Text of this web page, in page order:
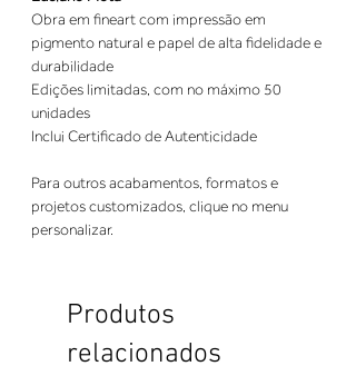
Obra em fineart com impressão em
pigmento natural e papel de alta fidelidade e
durabilidade
Edições limitadas, com no máximo 50
unidades
Inclui Certificado de Autenticidade
Para outros acabamentos, formatos e
projetos customizados, clique no menu
personalizar.
Produtos
relacionados